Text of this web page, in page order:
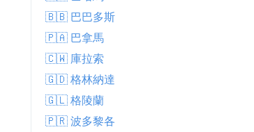
🇧🇧 巴巴多斯
🇵🇦 巴拿馬
🇨🇼 庫拉索
🇬🇩 格林納達
🇬🇱 格陵蘭
🇵🇷 波多黎各